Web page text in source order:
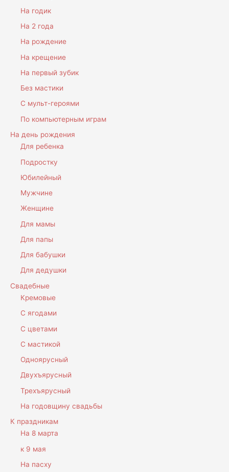
На годик
На 2 года
На рождение
На крещение
На первый зубик
Без мастики
С мульт-героями
По компьютерным играм
На день рождения
Для ребенка
Подростку
Юбилейный
Мужчине
Женщине
Для мамы
Для папы
Для бабушки
Для дедушки
Свадебные
Кремовые
С ягодами
С цветами
С мастикой
Одноярусный
Двухъярусный
Трехъярусный
На годовщину свадьбы
К праздникам
На 8 марта
к 9 мая
На пасху